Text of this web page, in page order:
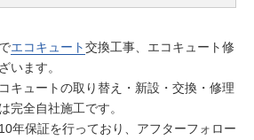
エコキュート交換工事、エコキュート修
います。
キュートの取り替え・新設・交換・修理
完全自社施工です。
年保証を行っており、アフターフォロー